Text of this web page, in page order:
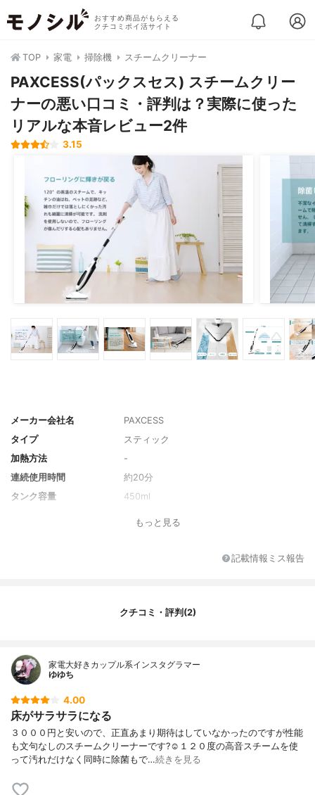
おすすめ商品がもらえる
クチコミポイ活サイト
TOP 家電 掃除機 スチームクリーナー
PAXCESS(パックスセス) スチームクリー
ナーの悪い口コミ・評判は？実際に使った
リアルな本音レビュー2件
3.15
メーカー会社名
PAXCESS
タイプ
スティック
加熱方法
-
連続使用時間
約20分
タンク容量
450ml
専用パッド2枚・カーペットグライダー
もっと見る
記載情報ミス報告
クチコミ・評判(2)
家電大好きカップル系インスタグラマー
ゆゆち
4.00
床がサラサラになる
３０００円と安いので、正直あまり期待はしていなかったのですが性能
も文句なしのスチームクリーナーです?☺️１２０度の高音スチームを使
って汚れだけなく同時に除菌もで…続きを見る